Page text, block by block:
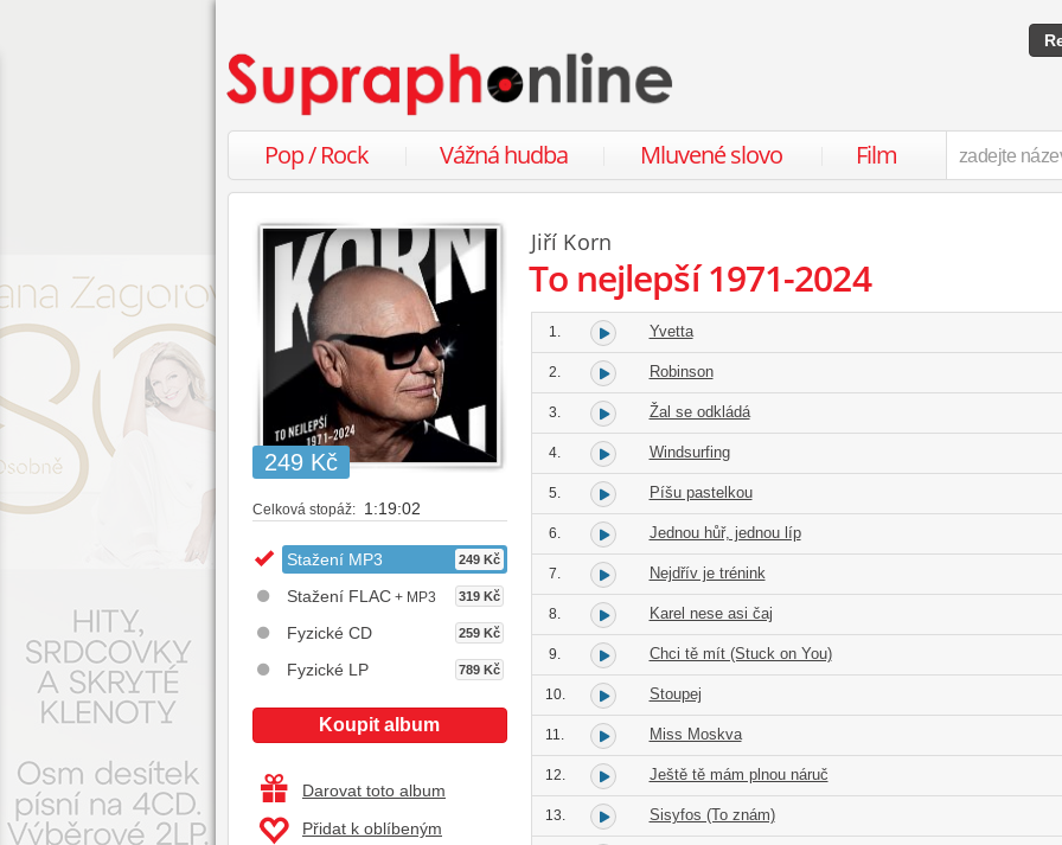
Pop / Rock Vážná hudba Mluvené slovo Film
249 Kč
Celková stopáž: 1:19:02
Stažení MP3 249 Kč
Stažení FLAC + MP3 319 Kč
Fyzické CD 259 Kč
Fyzické LP 789 Kč
Koupit album
Darovat toto album
Přidat k oblíbeným
Jiří Korn
To nejlepší 1971-2024
1. Yvetta
2. Robinson
3. Žal se odkládá
4. Windsurfing
5. Píšu pastelkou
6. Jednou hůř, jednou líp
7. Nejdřív je trénink
8. Karel nese asi čaj
9. Chci tě mít (Stuck on You)
10. Stoupej
11. Miss Moskva
12. Ještě tě mám plnou náruč
13. Sisyfos (To znám)